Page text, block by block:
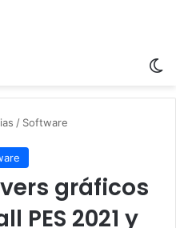
/ Software
gráficos
PES 2021 y